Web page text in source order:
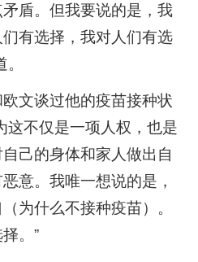
盾。但我要说的是，我
有选择，我对人们有选
文谈过他的疫苗接种状
这不仅是一项人权，也是
己的身体和家人做出自
意。我唯一想说的是，
为什么不接种疫苗）。
。”